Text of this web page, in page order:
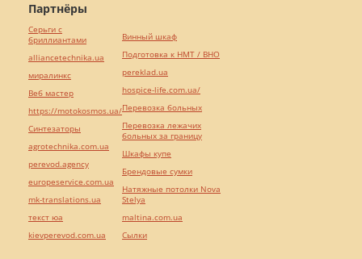
Партнёры
Серьги с
бриллиантами
alliancetechnika.ua
миралинкс
Веб мастер
https://motokosmos.ua/
Синтезаторы
agrotechnika.com.ua
perevod.agency
europeservice.com.ua
mk-translations.ua
текст юа
kievperevod.com.ua
Винный шкаф
Подготовка к НМТ / ВНО
pereklad.ua
hospice-life.com.ua/
Перевозка больных
Перевозка лежачих
больных за границу
Шкафы купе
Брендовые сумки
Натяжные потолки Nova
Stelya
maltina.com.ua
Cылки